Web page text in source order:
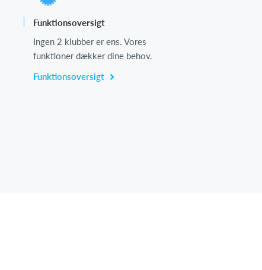
Funktionsoversigt
Ingen 2 klubber er ens. Vores
funktioner dækker dine behov.
Funktionsoversigt